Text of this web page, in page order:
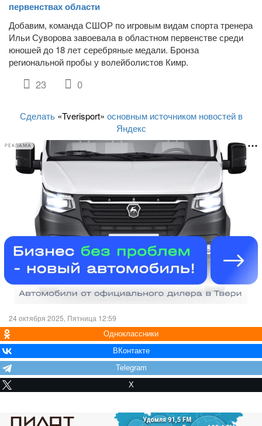
первенствах области
Добавим, команда СШОР по игровым видам спорта тренера
Ильи Суворова завоевала в областном первенстве среди
юношей до 18 лет серебряные медали. Бронза
региональной пробы у волейболистов Кимр.
23 0
Сделать «Tverisport» основным источником новостей в
Яндекс
РЕКЛАМА
24 октября 2025, Пятница 12:59
Одноклассники
ВКонтакте
Telegram
X